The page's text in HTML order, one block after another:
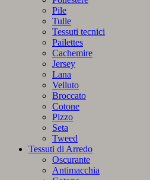
Pile
Tulle
Tessuti tecnici
Pailettes
Cachemire
Jersey
Lana
Velluto
Broccato
Cotone
Pizzo
Seta
Tweed
Tessuti di Arredo
Oscurante
Antimacchia